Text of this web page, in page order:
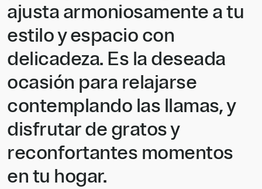
ajusta armoniosamente a tu
estilo y espacio con
delicadeza. Es la deseada
ocasión para relajarse
contemplando las llamas, y
disfrutar de gratos y
reconfortantes momentos
en tu hogar.